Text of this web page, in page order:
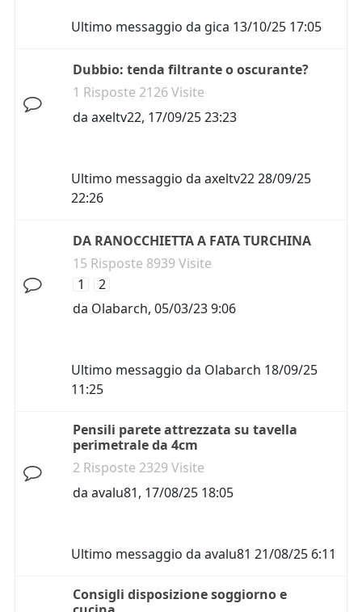
Ultimo messaggio da gica 13/10/25 17:05
Dubbio: tenda filtrante o oscurante?
1 Risposte 2126 Visite
da axeltv22, 17/09/25 23:23
Ultimo messaggio da axeltv2228/09/25
22:26
DA RANOCCHIETTA A FATA TURCHINA
15 Risposte 8939 Visite
1
2
da Olabarch, 05/03/23 9:06
Ultimo messaggio da Olabarch 18/09/25
11:25
Pensili parete attrezzata su tavella
perimetrale da 4cm
2 Risposte 2329 Visite
da avalu81, 17/08/25 18:05
Ultimo messaggio da avalu81 21/08/25 6:11
Consigli disposizione soggiorno e